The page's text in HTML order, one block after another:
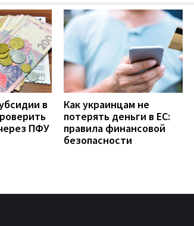
в
ПФУ
Как украинцам не
потерять деньги в ЕС:
правила финансовой
безопасности